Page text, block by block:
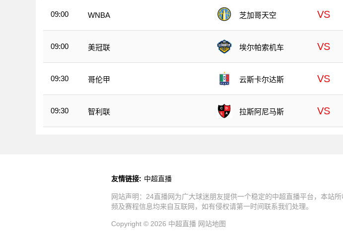
09:00 WNBA 芝加哥天空 VS
09:00 美冠联 埃尔帕索机车 VS
09:30 哥伦甲 云斯卡尔达斯 VS
09:30 智利联 拉斯阿尼马斯 VS
友情链接: 中超直播
网站声明：24直播网为广大球迷朋友提供一个稳定的中超直播平台，本站
频及赛程信息均来自互联网，如有侵权请第一时间联系我们处理。
Copyright © 2026 中超直播 网站地图